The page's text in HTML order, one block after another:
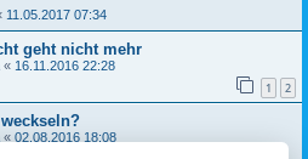
11.05.2017 07:34
geht nicht mehr
« 16.11.2016 22:28
1 2
« 02.08.2016 18:08